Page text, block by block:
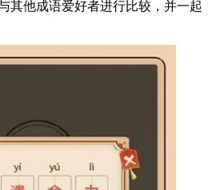
其他成语爱好者进行比较，并一起